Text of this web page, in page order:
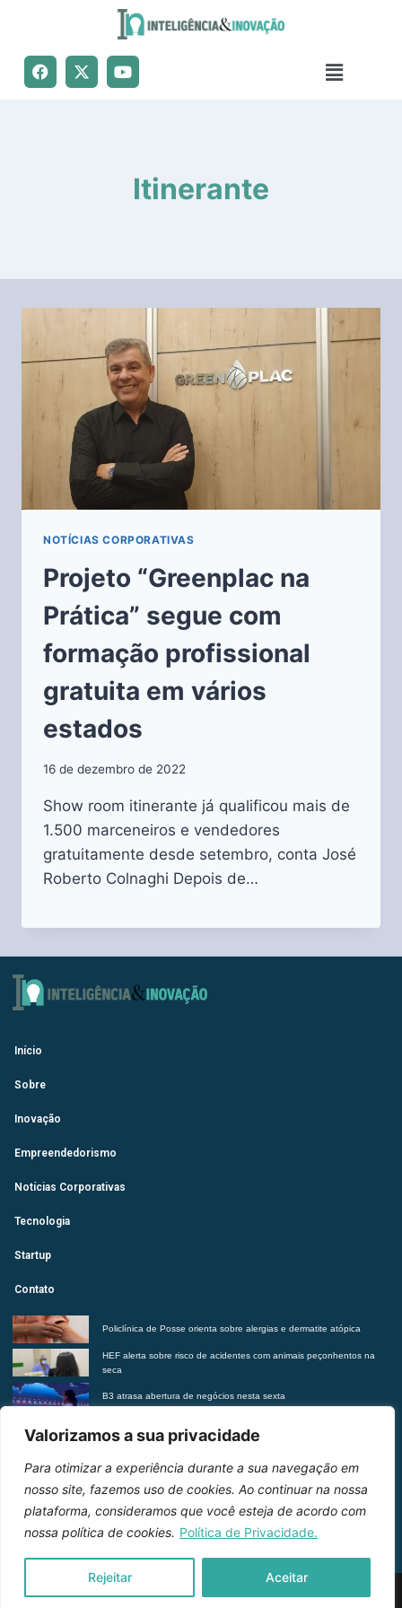
Valorizamos a sua privacidade
Para otimizar a experiência durante a sua navegação em
nosso site, fazemos uso de cookies. Ao continuar na nossa
plataforma, consideramos que você esteja de acordo com
nossa política de cookies. Política de Privacidade.
Rejeitar Aceitar
Itinerante
NOTÍCIAS CORPORATIVAS
Projeto “Greenplac na
Prática” segue com
formação profissional
gratuita em vários
estados
16 de dezembro de 2022
Show room itinerante já qualificou mais de
1.500 marceneiros e vendedores
gratuitamente desde setembro, conta José
Roberto Colnaghi Depois de…
Início
Sobre
Inovação
Empreendedorismo
Notícias Corporativas
Tecnologia
Startup
Contato
Policlínica de Posse orienta sobre alergias e dermatite atópica
HEF alerta sobre risco de acidentes com animais peçonhentos na
seca
B3 atrasa abertura de negócios nesta sexta
2027
Entre em contato
2026 © Inteligência e Inovação. Todos os direitos
reservados.